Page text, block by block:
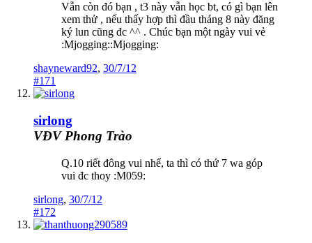
Vẫn còn đó bạn , t3 này vẫn học bt, có gì bạn lên
xem thử , nếu thấy hợp thì đầu tháng 8 này đăng
ký lun cũng đc ^^ . Chúc bạn một ngày vui vẻ
:Mjogging::Mjogging:
shayneward92, 30/7/12
#171
sirlong
VĐV Phong Trào
Q.10 riết đông vui nhể, ta thì có thứ 7 wa góp
vui đc thoy :M059:
sirlong, 30/7/12
#172